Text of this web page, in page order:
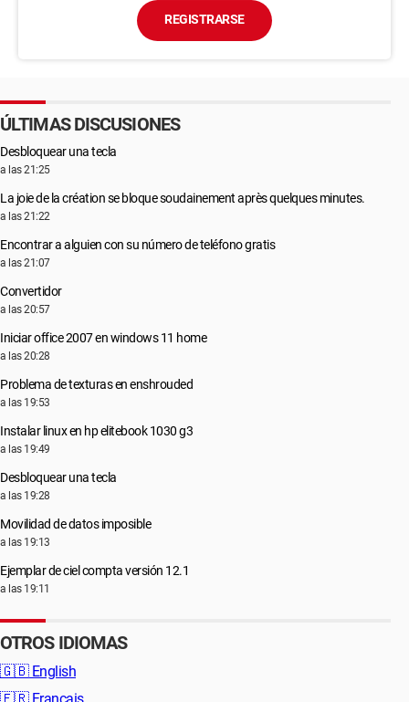
REGISTRARSE
ÚLTIMAS DISCUSIONES
Desbloquear una tecla
a las 21:25
La joie de la création se bloque soudainement après quelques minutes.
a las 21:22
Encontrar a alguien con su número de teléfono gratis
a las 21:07
Convertidor
a las 20:57
Iniciar office 2007 en windows 11 home
a las 20:28
Problema de texturas en enshrouded
a las 19:53
Instalar linux en hp elitebook 1030 g3
a las 19:49
Desbloquear una tecla
a las 19:28
Movilidad de datos imposible
a las 19:13
Ejemplar de ciel compta versión 12.1
a las 19:11
OTROS IDIOMAS
🇬🇧 English